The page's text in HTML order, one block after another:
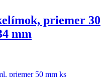
priemer 30
mm